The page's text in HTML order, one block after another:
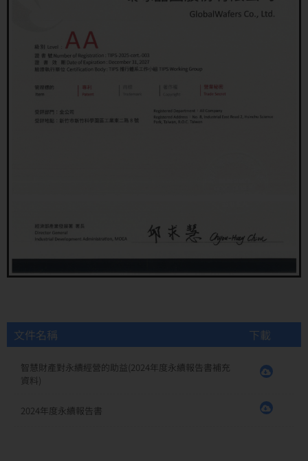
文件名稱 下載
智慧財產對永續經營的助益(2024年度永續報告書補充
資料)
2024年度永續報告書